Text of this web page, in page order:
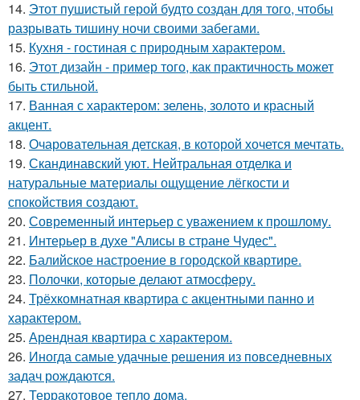
14. Этот пушистый герой будто создан для того, чтобы
разрывать тишину ночи своими забегами.
15. Кухня - гостиная с природным характером.
16. Этот дизайн - пример того, как практичность может
быть стильной.
17. Ванная с характером: зелень, золото и красный
акцент.
18. Очаровательная детская, в которой хочется мечтать.
19. Скандинавский уют. Нейтральная отделка и
натуральные материалы ощущение лёгкости и
спокойствия создают.
20. Современный интерьер с уважением к прошлому.
21. Интерьер в духе "Алисы в стране Чудес".
22. Балийское настроение в городской квартире.
23. Полочки, которые делают атмосферу.
24. Трёхкомнатная квартира с акцентными панно и
характером.
25. Арендная квартира с характером.
26. Иногда самые удачные решения из повседневных
задач рождаются.
27. Терракотовое тепло дома.